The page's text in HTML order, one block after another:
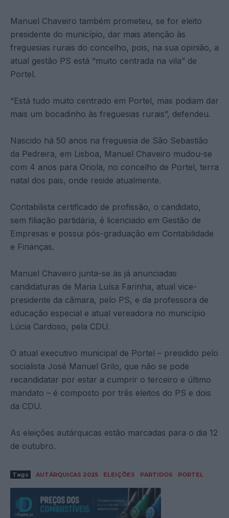
Manuel Chaveiro também prometeu, se for eleito
presidente do município, dar mais atenção às
freguesias rurais do concelho, pois, na sua opinião, a
atual gestão PS está “muito centrada na vila” de
Portel.
“Está tudo muito centrado em Portel, mas podiam dar
mais um bocadinho às freguesias rurais”, defendeu.
Nascido há 50 anos na freguesia de São Sebastião
da Pedreira, em Lisboa, Manuel Chaveiro mudou-se
com 4 anos para Oriola, no concelho de Portel, terra
natal dos pais, onde reside atualmente.
Contabilista certificado de profissão, o candidato,
sem filiação partidária, é licenciado em Gestão de
Empresas e possui pós-graduação em Contabilidade
e Finanças.
Manuel Chaveiro junta-se às já anunciadas
candidaturas de Maria Luísa Farinha, atual vice-
presidente da câmara, pelo PS, e da professora de
educação especial e atual vereadora no município
Lúcia Cardoso, pela CDU.
O atual executivo municipal de Portel – presidido pelo
socialista José Manuel Grilo, que não se pode
recandidatar por estar a cumprir o terceiro e último
mandato – é composto por três eleitos do PS e dois
da CDU.
As eleições autárquicas estão marcadas para o dia 12
de outubro.
Tags AUTÁRQUICAS 2025 ELEIÇÕES PARTIDOS PORTEL